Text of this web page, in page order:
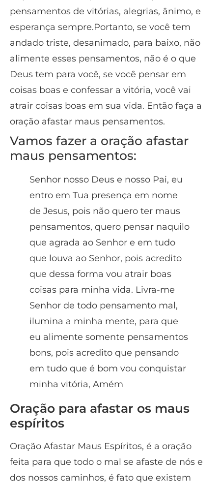
pensamentos de vitórias, alegrias, ânimo, e
esperança sempre.Portanto, se você tem
andado triste, desanimado, para baixo, não
alimente esses pensamentos, não é o que
Deus tem para você, se você pensar em
coisas boas e confessar a vitória, você vai
atrair coisas boas em sua vida. Então faça a
oração afastar maus pensamentos.
Vamos fazer a oração afastar
maus pensamentos:
Senhor nosso Deus e nosso Pai, eu
entro em Tua presença em nome
de Jesus, pois não quero ter maus
pensamentos, quero pensar naquilo
que agrada ao Senhor e em tudo
que louva ao Senhor, pois acredito
que dessa forma vou atrair boas
coisas para minha vida. Livra-me
Senhor de todo pensamento mal,
ilumina a minha mente, para que
eu alimente somente pensamentos
bons, pois acredito que pensando
em tudo que é bom vou conquistar
minha vitória, Amém
Oração para afastar os maus
espíritos
Oração Afastar Maus Espíritos, é a oração
feita para que todo o mal se afaste de nós e
dos nossos caminhos, é fato que existem